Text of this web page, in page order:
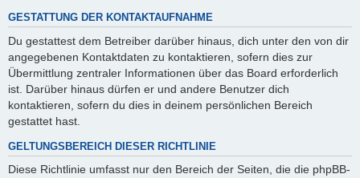
GESTATTUNG DER KONTAKTAUFNAHME
Du gestattest dem Betreiber darüber hinaus, dich unter den von dir
angegebenen Kontaktdaten zu kontaktieren, sofern dies zur
Übermittlung zentraler Informationen über das Board erforderlich
ist. Darüber hinaus dürfen er und andere Benutzer dich
kontaktieren, sofern du dies in deinem persönlichen Bereich
gestattet hast.
GELTUNGSBEREICH DIESER RICHTLINIE
Diese Richtlinie umfasst nur den Bereich der Seiten, die die phpBB-